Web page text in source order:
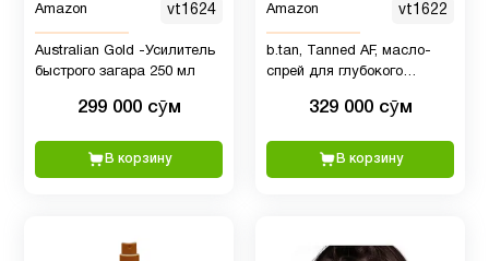
Amazon vt1624
Australian Gold -Усилитель
быстрого загара 250 мл
299 000 сӯм
В корзину
Amazon vt1622
b.tan, Tanned AF, масло-
спрей для глубокого
329 000 сӯм
В корзину